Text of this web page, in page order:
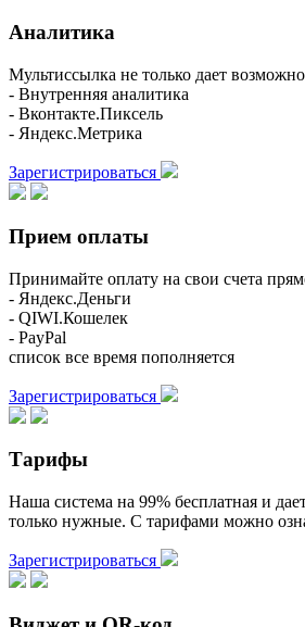
Аналитика
Мультиссылка не только дает
- Внутренняя аналитика
- Вконтакте.Пиксель
- Яндекс.Метрика
Зарегистрироваться
Прием оплаты
Принимайте оплату на свои счета
- Яндекс.Деньги
- QIWI.Кошелек
- PayPal
список все время пополняется
Зарегистрироваться
Тарифы
Наша система на 99% бесплатная и
только нужные. С тарифами можно
Зарегистрироваться